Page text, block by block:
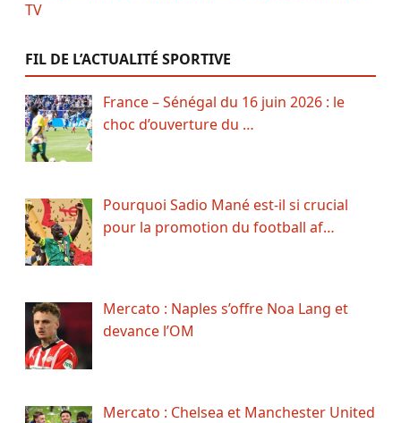
FIL DE L’ACTUALITÉ SPORTIVE
France – Sénégal du 16 juin 2026 : le
choc d’ouverture du …
Pourquoi Sadio Mané est-il si crucial
pour la promotion du football af…
Mercato : Naples s’offre Noa Lang et
devance l’OM
Mercato : Chelsea et Manchester United